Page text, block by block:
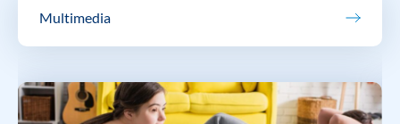
Multimedia